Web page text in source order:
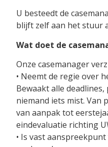
U besteedt de
blijft zelf aan het stuur
Wat doet de
Onze casemanager
• Neemt de regie over
Bewaakt alle
niemand iets mist. Van
van aanpak tot
eindevaluatie richting
• Is vast